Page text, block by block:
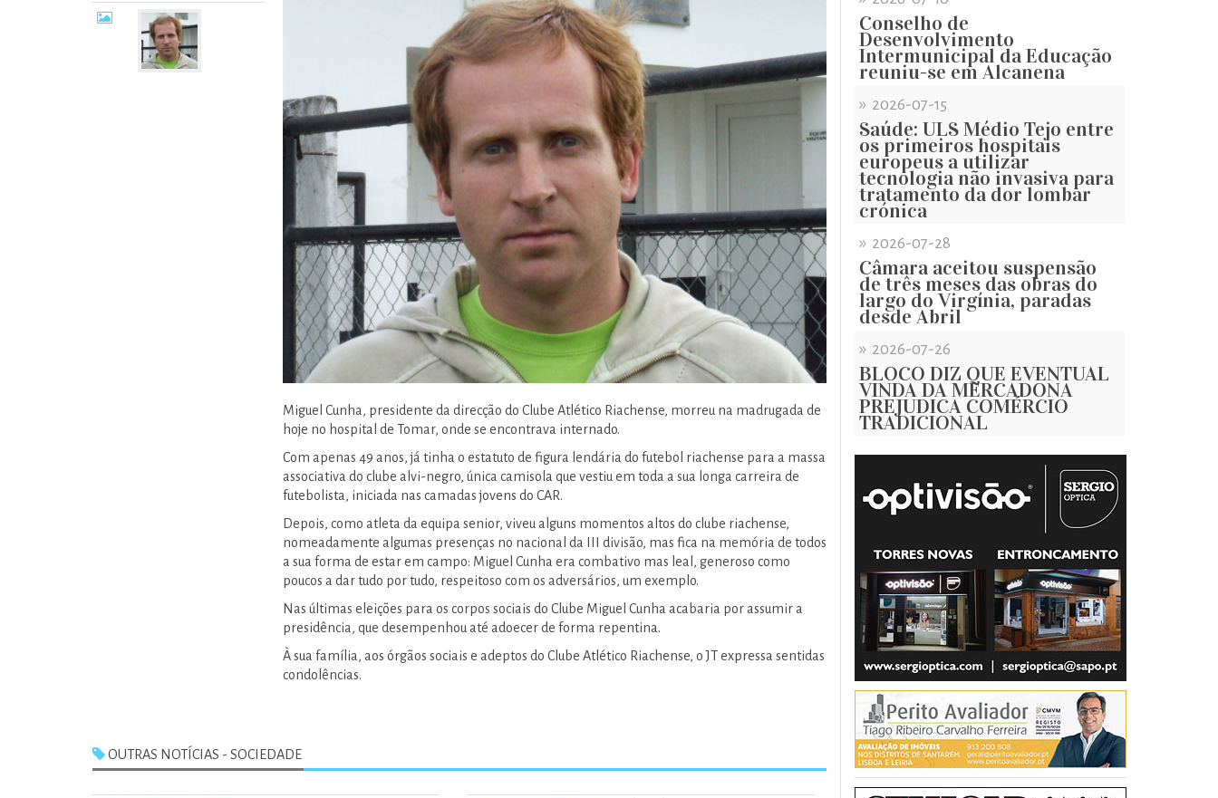
Miguel Cunha, presidente da direcção do Clube Atlético Riachense, morreu na madrugada de
hoje no hospital de Tomar, onde se encontrava internado.
Com apenas 49 anos, já tinha o estatuto de figura lendária do futebol riachense para a massa
associativa do clube alvi-negro, única camisola que vestiu em toda a sua longa carreira de
futebolista, iniciada nas camadas jovens do CAR.
Depois, como atleta da equipa senior, viveu alguns momentos altos do clube riachense,
nomeadamente algumas presenças no nacional da III divisão, mas fica na memória de todos
a sua forma de estar em campo: Miguel Cunha era combativo mas leal, generoso como
poucos a dar tudo por tudo, respeitoso com os adversários, um exemplo.
Nas últimas eleições para os corpos sociais do Clube Miguel Cunha acabaria por assumir a
presidência, que desempenhou até adoecer de forma repentina.
À sua família, aos órgãos sociais e adeptos do Clube Atlético Riachense, o JT expressa sentidas
condolências.
OUTRAS NOTÍCIAS - SOCIEDADE
Conselho de
Desenvolvimento
Intermunicipal da Educação
reuniu-se em Alcanena
» 2026-07-15
Saúde: ULS Médio Tejo entre
os primeiros hospitais
europeus a utilizar
tecnologia não invasiva para
tratamento da dor lombar
crónica
» 2026-07-28
Câmara aceitou suspensão
de três meses das obras do
largo do Virgínia, paradas
desde Abril
» 2026-07-26
BLOCO DIZ QUE EVENTUAL
VINDA DA MERCADONA
PREJUDICA COMÉRCIO
TRADICIONAL